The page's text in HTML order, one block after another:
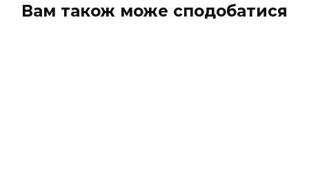
Вам також може сподобатися